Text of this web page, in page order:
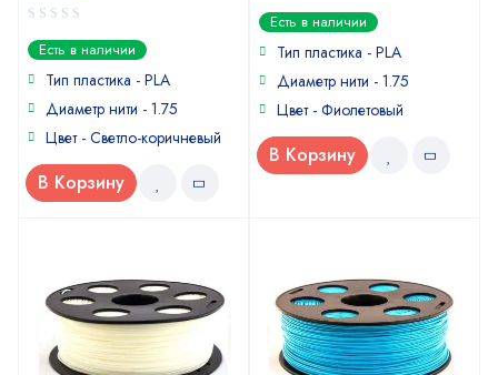
0
out
of
Есть в наличии
Тип пластика - PLA
Диаметр нити - 1.75
Цвет - Светло-коричневый
В Корзину
0
out
of
Есть в наличии
Тип пластика - PLA
Диаметр нити - 1.75
Цвет - Фиолетовый
В Корзину